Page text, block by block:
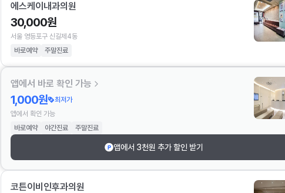
에스케이내과의원
30,000원
서울 영등포구 신길제4동
바로예약
주말진료
앱에서 바로 확인 가능
1,000원
최저가
앱에서 확인 가능
바로예약
야간진료 주말진료
앱에서 3천원 추가 할인 받기
코튼이비인후과의원